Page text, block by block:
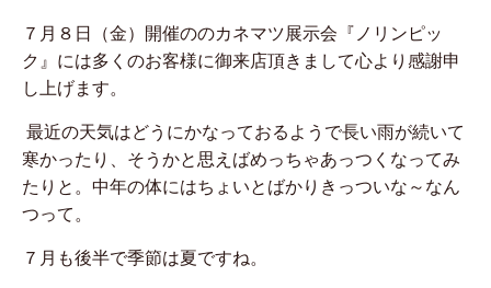
７月８日（金）開催ののカネマツ展示会『ノリンピッ
ク』には多くのお客様に御来店頂きまして心より感謝申
し上げます。
最近の天気はどうにかなっておるようで長い雨が続いて
寒かったり、そうかと思えばめっちゃあっつくなってみ
たりと。中年の体にはちょいとばかりきっついな～なん
つって。
７月も後半で季節は夏ですね。